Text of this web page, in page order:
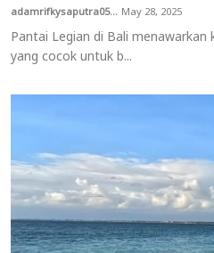
adamrifkysaputra05... May 28, 2025
Pantai Legian di Bali
yang cocok untuk b...